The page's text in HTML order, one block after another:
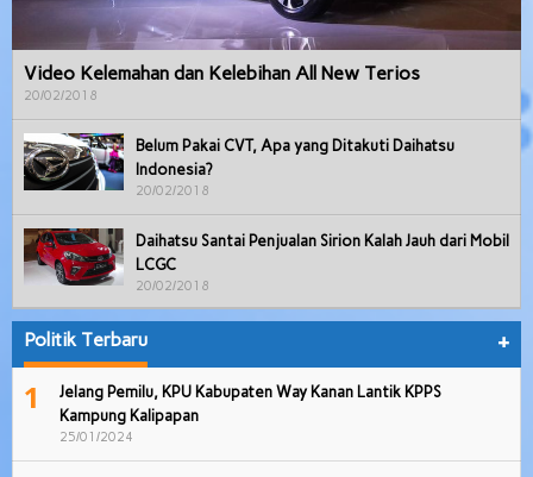
Video Kelemahan dan Kelebihan All New Terios
20/02/2018
Belum Pakai CVT, Apa yang Ditakuti Daihatsu
Indonesia?
20/02/2018
Daihatsu Santai Penjualan Sirion Kalah Jauh dari Mobil
LCGC
20/02/2018
Politik Terbaru +
1
Jelang Pemilu, KPU Kabupaten Way Kanan Lantik KPPS
Kampung Kalipapan
25/01/2024